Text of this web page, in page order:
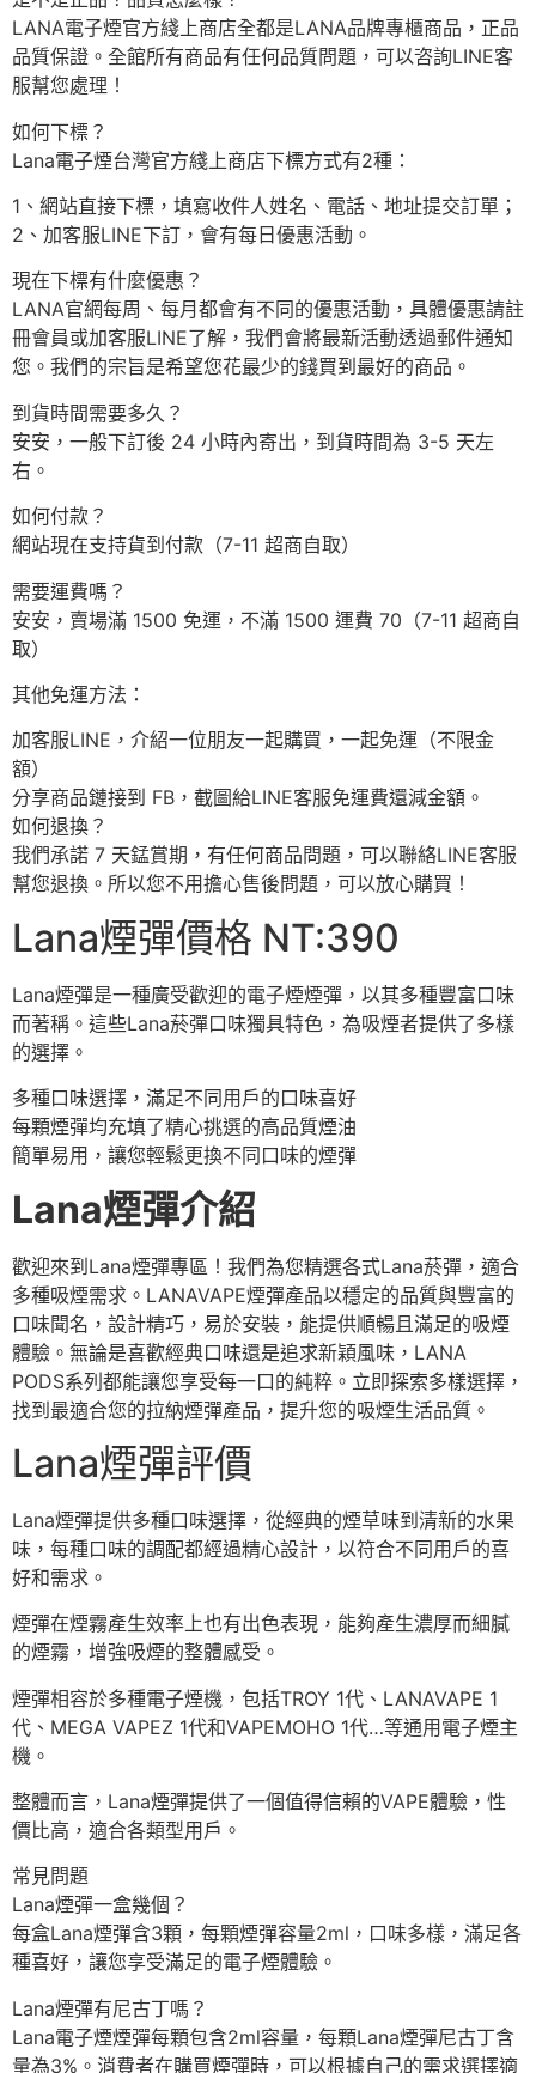
LANA電子煙官方綫上商店全都是LANA品牌專櫃商品，正品
品質保證。全館所有商品有任何品質問題，可以咨詢LINE客
服幫您處理！
如何下標？
Lana電子煙台灣官方綫上商店下標方式有2種：
1、網站直接下標，填寫收件人姓名、電話、地址提交訂單；
2、加客服LINE下訂，會有每日優惠活動。
現在下標有什麼優惠？
LANA官網每周、每月都會有不同的優惠活動，具體優惠請註
冊會員或加客服LINE了解，我們會將最新活動透過郵件通知
您。我們的宗旨是希望您花最少的錢買到最好的商品。
到貨時間需要多久？
安安，一般下訂後 24 小時內寄出，到貨時間為 3-5 天左
右。
如何付款？
網站現在支持貨到付款（7-11 超商自取）
需要運費嗎？
安安，賣場滿 1500 免運，不滿 1500 運費 70（7-11 超商自
取）
其他免運方法：
加客服LINE，介紹一位朋友一起購買，一起免運（不限金
額）
分享商品鏈接到 FB，截圖給LINE客服免運費還減金額。
如何退換？
我們承諾 7 天錳賞期，有任何商品問題，可以聯絡LINE客服
幫您退換。所以您不用擔心售後問題，可以放心購買！
Lana煙彈價格 NT:390
Lana煙彈是一種廣受歡迎的電子煙煙彈，以其多種豐富口味
而著稱。這些Lana菸彈口味獨具特色，為吸煙者提供了多樣
的選擇。
多種口味選擇，滿足不同用戶的口味喜好
每顆煙彈均充填了精心挑選的高品質煙油
簡單易用，讓您輕鬆更換不同口味的煙彈
Lana煙彈介紹
歡迎來到Lana煙彈專區！我們為您精選各式Lana菸彈，適合
多種吸煙需求。LANAVAPE煙彈產品以穩定的品質與豐富的
口味聞名，設計精巧，易於安裝，能提供順暢且滿足的吸煙
體驗。無論是喜歡經典口味還是追求新穎風味，LANA
PODS系列都能讓您享受每一口的純粹。立即探索多樣選擇，
找到最適合您的拉納煙彈產品，提升您的吸煙生活品質。
Lana煙彈評價
Lana煙彈提供多種口味選擇，從經典的煙草味到清新的水果
味，每種口味的調配都經過精心設計，以符合不同用戶的喜
好和需求。
煙彈在煙霧產生效率上也有出色表現，能夠產生濃厚而細膩
的煙霧，增強吸煙的整體感受。
煙彈相容於多種電子煙機，包括TROY 1代、LANAVAPE 1
代、MEGA VAPEZ 1代和VAPEMOHO 1代…等通用電子煙主
機。
整體而言，Lana煙彈提供了一個值得信賴的VAPE體驗，性
價比高，適合各類型用戶。
常見問題
Lana煙彈一盒幾個？
每盒Lana煙彈含3顆，每顆煙彈容量2ml，口味多樣，滿足各
種喜好，讓您享受滿足的電子煙體驗。
Lana煙彈有尼古丁嗎？
Lana電子煙煙彈每顆包含2ml容量，每顆Lana煙彈尼古丁含
量為3%。消費者在購買煙彈時，可以根據自己的需求選擇適